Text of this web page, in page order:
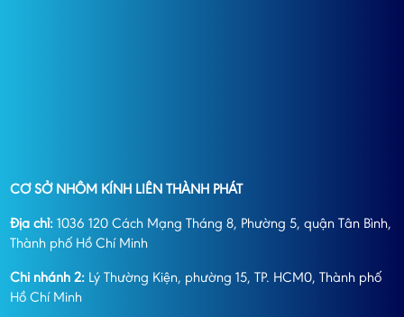
CƠ SỞ NHÔM KÍNH LIÊN THÀNH PHÁT
Địa chỉ:1036 120 Cách Mạng Tháng 8, Phường 5, quận Tân Bình,
Thành phố Hồ Chí Minh
Chi nhánh 2:Lý Thường Kiện, phường 15, TP. HCM0, Thành phố
Hồ Chí Minh